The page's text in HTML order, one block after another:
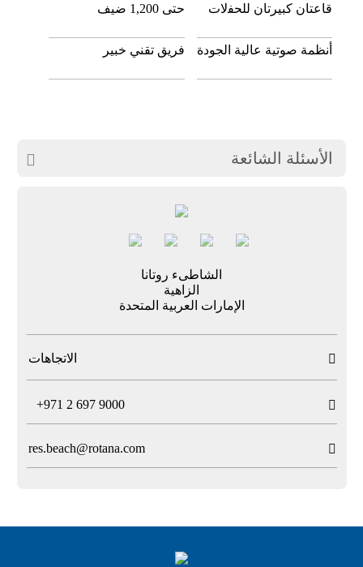
ﻗﺎﻋﺘﺎن ﻛﺒﻴﺮﺗﺎن ﻟﻠﺤﻔلات
ﺣﺘﻰ 1,200 ﺿﻴﻒ
أنظمة صوتية عالية الجودة ﻓﺮﻳﻖ ﺗﻘﻨﻲ ﺧﺒﻴﺮ
 الأسئلة الشائعة
الشاطىء روتانا
الزاهية
الإمارات العربية المتحدة
 الاتجاهات

+971 2 697 9000

res.beach@rotana.com